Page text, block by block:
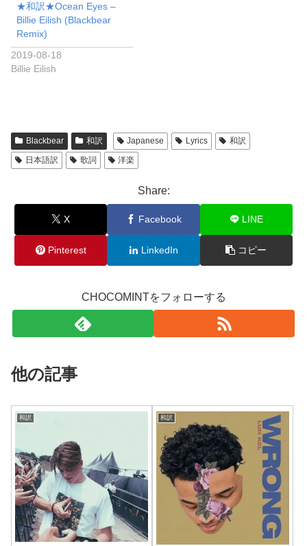
★和訳★Ocean Eyes –
Billie Eilish (Blackbear
Remix)
2019-08-18
Billie Eilish
Blackbear 和訳 Japanese Lyrics
和訳
日本語訳
歌詞 洋楽
Share:
X Facebook LINE
Pinterest LinkedIn コピー
CHOCOMINTをフォローする
他の記事
和訳 和訳